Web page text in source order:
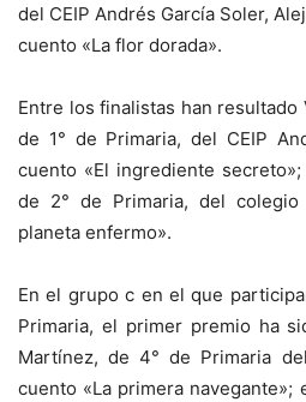
del CEIP Andrés García Soler,
cuento «La flor dorada».
Entre los finalistas han resultado
de 1° de Primaria, del CEIP
cuento «El ingrediente
de 2° de Primaria, del
planeta enfermo».
En el grupo c en el que
Primaria, el primer premio ha
Martínez, de 4° de Primaria
cuento «La primera navegante»;